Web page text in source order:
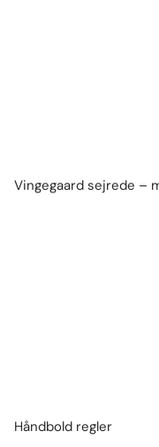
Vingegaard sejrede –
Håndbold regler